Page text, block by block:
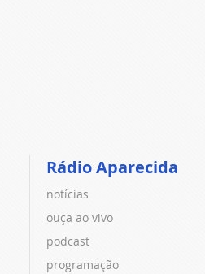
Rádio Aparecida
notícias
ouça ao vivo
podcast
programação